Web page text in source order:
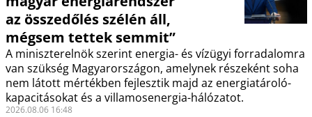
az összedőlés szélén áll,
mégsem tettek semmit”
A miniszterelnök szerint energia- és vízügyi forradalomra
van szükség Magyarországon, amelynek részeként soha
nem látott mértékben fejlesztik majd az energiatároló-
kapacitásokat és a villamosenergia-hálózatot.
2026.08.06 16:48